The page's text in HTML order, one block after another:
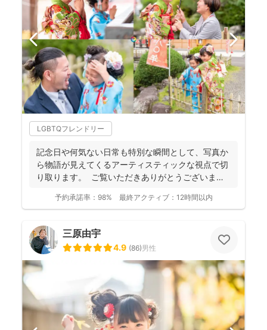
LGBTQフレンドリー
記念日や何気ない日常も特別な瞬間として、写真か
ら物語が見えてくるアーティスティックな視点で切
り取ります。 ご覧いただきありがとうございま
予約承諾率： 98% 最終アクティブ： 12時間以内
三原由宇
4.9 (86)男性